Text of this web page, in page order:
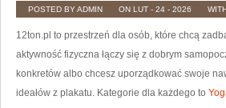
POSTED BY ADMIN ON LUT - 24 - 2026
12ton.pl to przestrzeń dla osób, które chcą
aktywność fizyczna łączy się z dobrym
konkretów albo chcesz uporządkować swoje
ideałów z plakatu. Kategorie dla każdego to